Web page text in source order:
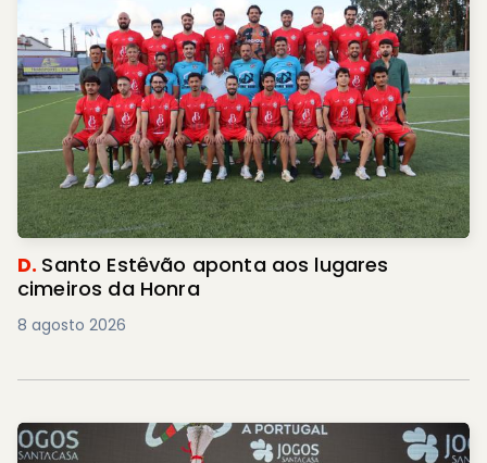
D. Santo Estêvão aponta aos lugares
cimeiros da Honra
8 agosto 2026